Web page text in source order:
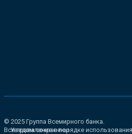
© 2025 Группа Всемирного банка.
Все права сохранены.
Уведомление о порядке